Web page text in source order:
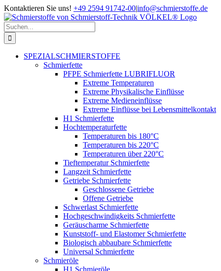
Zum
Inhalt
springen
Kontaktieren Sie uns! +49 2594 91742-00|info@schmierstoffe.de
Suche
nach:
SPEZIALSCHMIERSTOFFE
Schmierfette
PFPE Schmierfette LUBRIFLUOR
Extreme Temperaturen
Extreme Physikalische Einflüsse
Extreme Medieneinflüsse
Extreme Einflüsse bei Lebensmittelkontakt
H1 Schmierfette
Hochtemperaturfette
Temperaturen bis 180°C
Temperaturen bis 220°C
Temperaturen über 220°C
Tieftemperatur Schmierfette
Langzeit Schmierfette
Getriebe Schmierfette
Geschlossene Getriebe
Offene Getriebe
Schwerlast Schmierfette
Hochgeschwindigkeits Schmierfette
Geräuscharme Schmierfette
Kunststoff- und Elastomer Schmierfette
Biologisch abbaubare Schmierfette
Universal Schmierfette
Schmieröle
H1 Schmieröle